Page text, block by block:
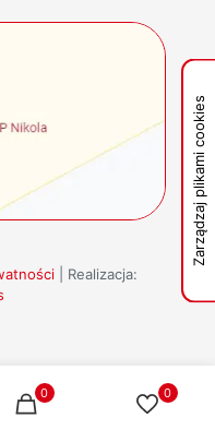
| Realizacja:
0 0
Zarządzaj plikami cookies